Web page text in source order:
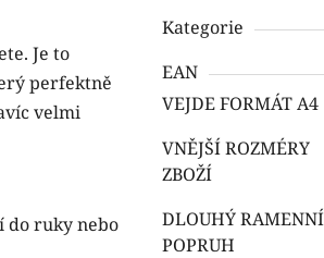
Je to
perfektně
velmi
do ruky nebo
Kategorie
EAN
VEJDE FORMÁT A4
VNĚJŠÍ ROZMÉRY
ZBOŽÍ
DLOUHÝ RAMENNÍ
POPRUH